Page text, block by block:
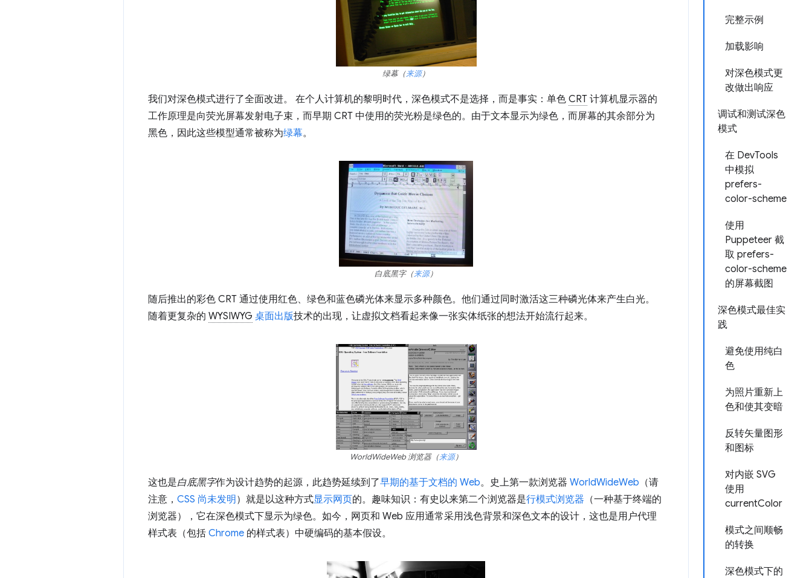
完整示例
加载影响
对深色模式更
改做出响应
调试和测试深色
模式
在 DevTools
中模拟
prefers-
color-scheme
使用
Puppeteer 截
取 prefers-
color-scheme
的屏幕截图
深色模式最佳实
践
避免使用纯白
色
为照片重新上
色和使其变暗
反转矢量图形
和图标
对内嵌 SVG
使用
currentColor
模式之间顺畅
的转换
深色模式下的
绿幕（来源）
我们对深色模式进行了全面改进。 在个人计算机的黎明时代，深色模式不是选择，而是事实：单色 CRT 计算机显示器的
工作原理是向荧光屏幕发射电子束，而早期 CRT 中使用的荧光粉是绿色的。由于文本显示为绿色，而屏幕的其余部分为
黑色，因此这些模型通常被称为绿幕。
白底黑字（来源）
随后推出的彩色 CRT 通过使用红色、绿色和蓝色磷光体来显示多种颜色。他们通过同时激活这三种磷光体来产生白光。
随着更复杂的 WYSIWYG 桌面出版技术的出现，让虚拟文档看起来像一张实体纸张的想法开始流行起来。
WorldWideWeb 浏览器（来源）
这也是白底黑字作为设计趋势的起源，此趋势延续到了早期的基于文档的 Web。史上第一款浏览器 WorldWideWeb （请
注意， CSS 尚未发明）就是以这种方式显示网页的。趣味知识：有史以来第二个浏览器是行模式浏览器 （一种基于终端的
浏览器），它在深色模式下显示为绿色。如今，网页和 Web 应用通常采用浅色背景和深色文本的设计，这也是用户代理
样式表（包括 Chrome 的样式表）中硬编码的基本假设。